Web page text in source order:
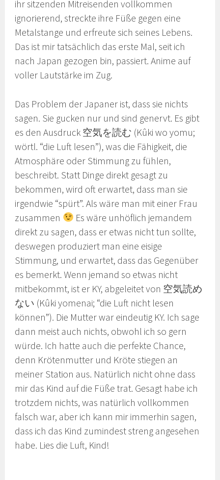
ihr sitzenden Mitreisenden vollkommen
ignorierend, streckte ihre Füße gegen eine
Metalstange und erfreute sich seines Lebens.
Das ist mir tatsächlich das erste Mal, seit ich
nach Japan gezogen bin, passiert. Anime auf
voller Lautstärke im Zug.
Das Problem der Japaner ist, dass sie nichts
sagen. Sie gucken nur und sind genervt. Es gibt
es den Ausdruck 空気を読む (Kûki wo yomu;
wörtl. “die Luft lesen”), was die Fähigkeit, die
Atmosphäre oder Stimmung zu fühlen,
beschreibt. Statt Dinge direkt gesagt zu
bekommen, wird oft erwartet, dass man sie
irgendwie “spürt”. Als wäre man mit einer Frau
zusammen
Es wäre unhöflich jemandem
direkt zu sagen, dass er etwas nicht tun sollte,
deswegen produziert man eine eisige
Stimmung, und erwartet, dass das Gegenüber
es bemerkt. Wenn jemand so etwas nicht
mitbekommt, ist er KY, abgeleitet von 空気読め
ない (Kûki yomenai; “die Luft nicht lesen
können”). Die Mutter war eindeutig KY. Ich sage
dann meist auch nichts, obwohl ich so gern
würde. Ich hatte auch die perfekte Chance,
denn Krötenmutter und Kröte stiegen an
meiner Station aus. Natürlich nicht ohne dass
mir das Kind auf die Füße trat. Gesagt habe ich
trotzdem nichts, was natürlich vollkommen
falsch war, aber ich kann mir immerhin sagen,
dass ich das Kind zumindest streng angesehen
habe. Lies die Luft, Kind!